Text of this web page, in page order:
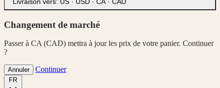
Changement de marché
Passer à CA (CAD) mettra à jour les prix de votre panier. Continuer
?
Annuler Continuer